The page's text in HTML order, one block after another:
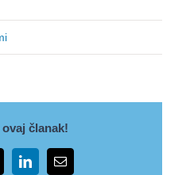
članak!
LinkedInEmail